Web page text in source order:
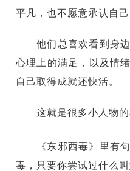
平凡，也不愿意承认自己
他们总喜欢看到身
心理上的满足，以及情
自己取得成就还快活。
这就是很多小人物的
《东邪西毒》里有
毒，只要你尝试过什么